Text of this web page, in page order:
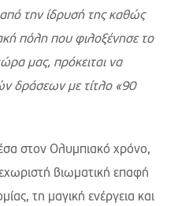
την ίδρυσή της καθώς
πόλη που φιλοξένησε το
μας, πρόκειται να
δράσεων με τίτλο «90
στον Ολυμπιακό χρόνο,
βιωματική επαφή
τη μαγική ενέργεια και